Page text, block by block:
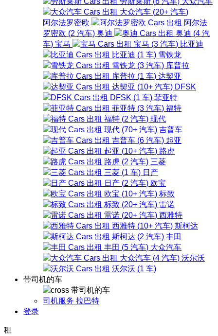
大众汽车 (20+ 汽车)
阿尔法罗密欧
阿尔法
罗密欧 (2 汽车) 奥迪 奥迪 (4 汽
车) 宝马 宝马 (3 汽车) 比亚迪
比亚迪 (1 车) 雪铁龙
雪铁龙 (3 汽车) 库普拉
库普拉 (1 车) 达契亚
达契亚 (10+ 汽车) DFSK
DFSK (1 车) 菲亚特
菲亚特 (3 汽车) 福特
福特 (2 汽车) 现代
现代 (70+ 汽车) 吉普车
吉普车 (6 汽车) 起亚
起亚 (10+ 汽车) 路虎
路虎 (2 汽车) 三菱
三菱 (1 车) 日产
日产 (2 汽车) 欧宝
欧宝 (10+ 汽车) 标致
标致 (20+ 汽车) 雷诺
雷诺 (20+ 汽车) 西雅特
西雅特 (10+ 汽车) 斯柯达
斯柯达 (2 汽车) 丰田
丰田 (5 汽车) 大众汽车
大众汽车 (4 汽车) 沃尔沃
沃尔沃 (1 车)
带司机的车
带司机的车
司机服务 拉巴特
登录
租